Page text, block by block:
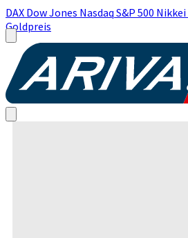
DAX Dow Jones Nasdaq S&P 500 Nikkei
Goldpreis